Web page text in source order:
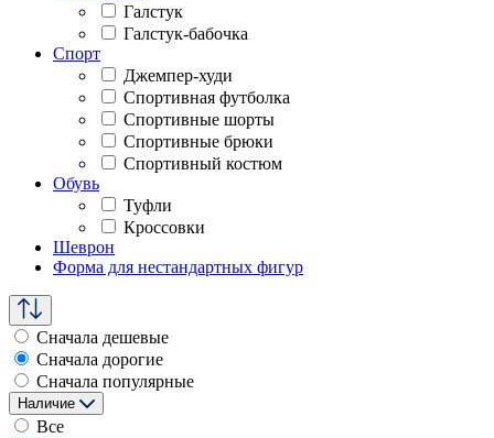
Галстук
Галстук-бабочка
Спорт
Джемпер-худи
Спортивная футболка
Спортивные шорты
Спортивные брюки
Спортивный костюм
Обувь
Туфли
Кроссовки
Шеврон
Форма для нестандартных фигур
Сначала дешевые
Сначала дорогие
Сначала популярные
Наличие
Все